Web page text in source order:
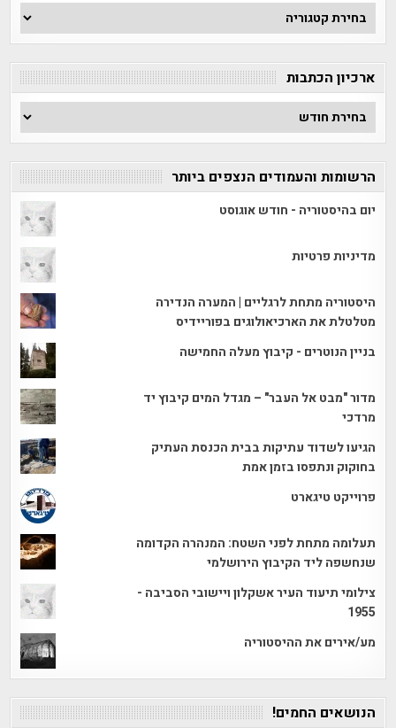
חפש
לפי
ארכיון הכתבות
ארכיון
הכתבות
הרשומות והעמודים הנצפים ביותר
יום בהיסטוריה - חודש אוגוסט
מדיניות פרטיות
היסטוריה מתחת לרגליים | המערה הנדירה
מטלטלת את הארכיאולוגים בפוריידיס
בניין הנוטרים - קיבוץ מעלה החמישה
מדור "מבט אל העבר" – מגדל המים קיבוץ יד
מרדכי
הגיעו לשדוד עתיקות בבית הכנסת העתיק
בחוקוק ונתפסו בזמן אמת
פרוייקט טיגארט
תעלומה מתחת לפני השטח: המנהרה הקדומה
שנחשפה ליד הקיבוץ הירושלמי
צילומי תיעוד העיר אשקלון ויישובי הסביבה -
1955
מע/אירים את ההיסטוריה
הנושאים החמים!